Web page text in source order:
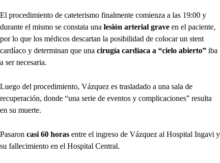
El procedimiento de cateterismo finalmente comienza a las 19:00 y
durante el mismo se constata una lesión arterial grave en el paciente,
por lo que los médicos descartan la posibilidad de colocar un stent
cardíaco y determinan que una cirugía cardíaca a “cielo abierto” iba
a ser necesaria.
Luego del procedimiento, Vázquez es trasladado a una sala de
recuperación, donde “una serie de eventos y complicaciones” resulta
en su muerte.
Pasaron casi 60 horas entre el ingreso de Vázquez al Hospital Ingavi y
su fallecimiento en el Hospital Central.